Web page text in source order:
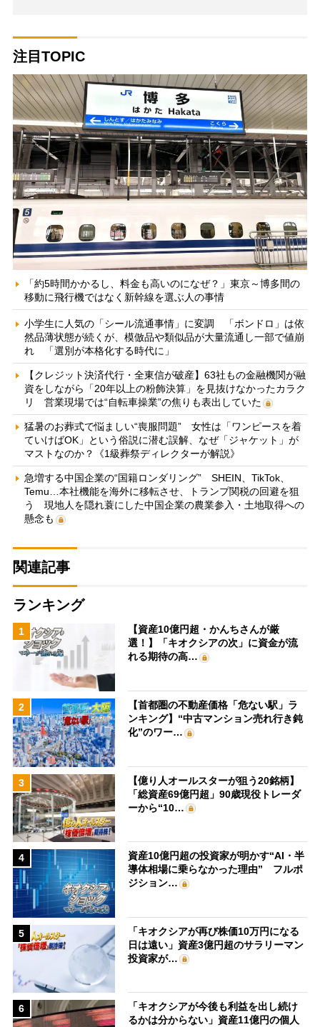
注目TOPIC
「約5時間かかるし、料金も高いのになぜ？」東京～博多間の
移動に飛行機ではなく新幹線を選ぶ人の事情
小学生に人気の「シール流通事情」に変調 「ボンドロ」は依
然品薄状態が続くが、模倣品や類似品が大量流通し一部で値崩
れ 「選別が本格化する時代に」
【クレジット決済代行・全東信が破産】63社もの金融機関が融
資をしながら「20年以上の粉飾決算」を見抜けなかったカラク
リ 営業現場では“自転車操業”の焦りも表出していた
猛暑のお葬式で悩ましい“喪服問題” 女性は「ワンピースを着
ていけばOK」という俗説に潜む誤解、なぜ「ジャケット」が
マストなのか？《1級葬祭ディレクターが解説》
急増する中国企業の“国籍ロンダリング” SHEIN、TikTok、
Temu…本社機能を海外に移転させ、トランプ関税の回避を狙
う 現地人を隠れ蓑にした中国企業の農業参入・土地取得への
懸念も
関連記事
ランキング
1
【資産10億円超・かんちさんが厳
選！】「キオクシアの次」に資金が流
れる期待の高…
2
【首都圏の不動産価格「危ない駅」ラ
ンキング】“中古マンション売れ行き鈍
化”のワー…
3
【億り人オールスターが狙う20銘柄】
「総資産69億円超」90歳現役トレーダ
ーから“10…
4
資産10億円超の投資家が明かす“AI・半
導体相場に乗らなかった理由” フルポ
ジション…
5
「キオクシアが再び株価10万円になる
日は遠い」資産3億円超のサラリーマン
投資家が…
6
「キオクシアが今後も利益を出し続け
るかは分からない」資産11億円の個人